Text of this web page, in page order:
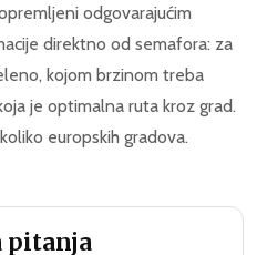
odgovarajućim
direktno od semafora: za
kojom brzinom treba
je optimalna ruta kroz grad.
europskih gradova.
pitanja